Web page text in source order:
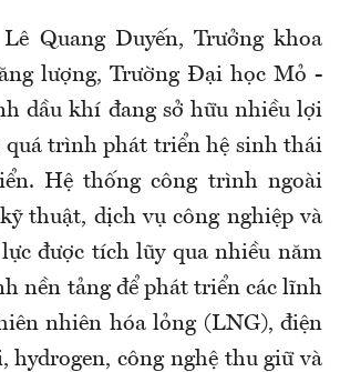
Lê Quang Duyến, Trưởng khoa
lượng, Trường Đại học Mỏ -
dầu khí đang sở hữu nhiều lợi
quá trình phát triển hệ sinh thái
Hệ thống công trình ngoài
thuật, dịch vụ công nghiệp và
được tích lũy qua nhiều năm
nền tảng để phát triển các lĩnh
nhiên hóa lỏng (LNG), điện
hydrogen, công nghệ thu giữ và